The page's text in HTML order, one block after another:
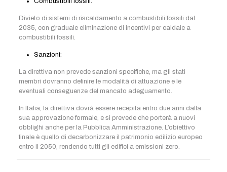
Divieto di sistemi di riscaldamento a combustibili fossili dal
2035, con graduale eliminazione di incentivi per caldaie a
combustibili fossili.
Sanzioni:
La direttiva non prevede sanzioni specifiche, ma gli stati
membri dovranno definire le modalità di attuazione e le
eventuali conseguenze del mancato adeguamento.
In Italia, la direttiva dovrà essere recepita entro due anni dalla
sua approvazione formale, e si prevede che porterà a nuovi
obblighi anche per la Pubblica Amministrazione. L’obiettivo
finale è quello di decarbonizzare il patrimonio edilizio europeo
entro il 2050, rendendo tutti gli edifici a emissioni zero.